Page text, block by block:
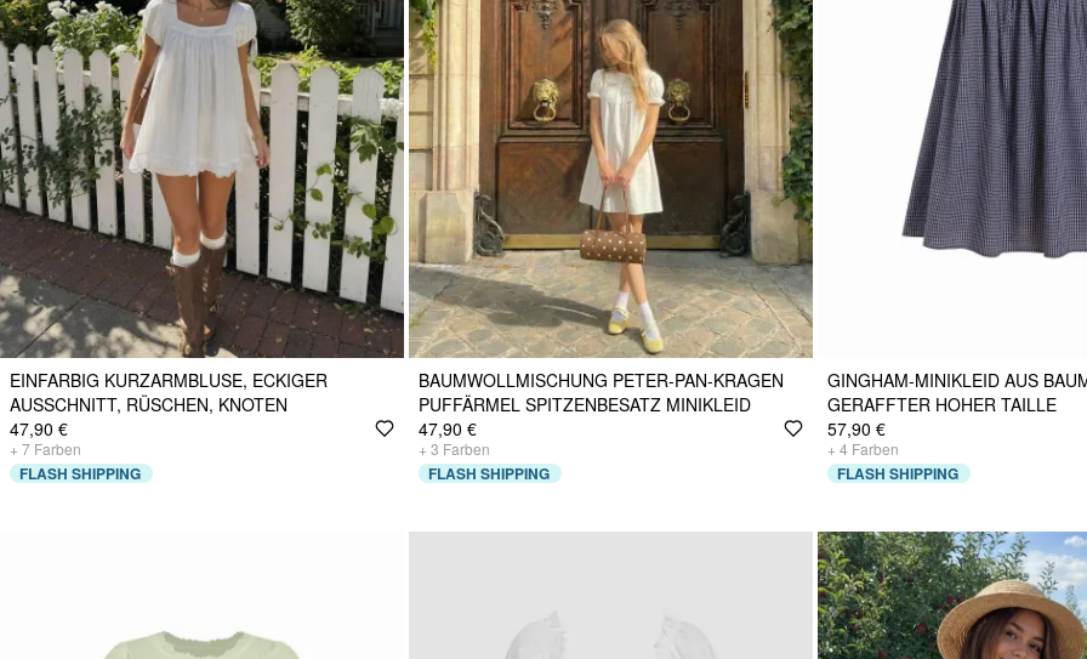
EINFARBIG KURZARMBLUSE, ECKIGER
AUSSCHNITT, RÜSCHEN, KNOTEN
47,90 €
+ 7 Farben
FLASH SHIPPING
BAUMWOLLMISCHUNG PETER-PAN-KRAGEN
PUFFÄRMEL SPITZENBESATZ MINIKLEID
47,90 €
+ 3 Farben
FLASH SHIPPING
GINGHAM-MINIKLEID AUS
GERAFFTER HOHER TAILLE
57,90 €
+ 4 Farben
FLASH SHIPPING